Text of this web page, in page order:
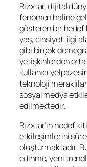
Rizxtar, dijital
fenomen haline
gösteren bir
yaş, cinsiyet, ilgi
gibi birçok
yetişkinlerden
kullanıcı
teknoloji
sosyal medya
edilmektedir.
Rizxtar’ın hedef
etkileşimlerini
oluşturmaktadır.
edinme, yeni